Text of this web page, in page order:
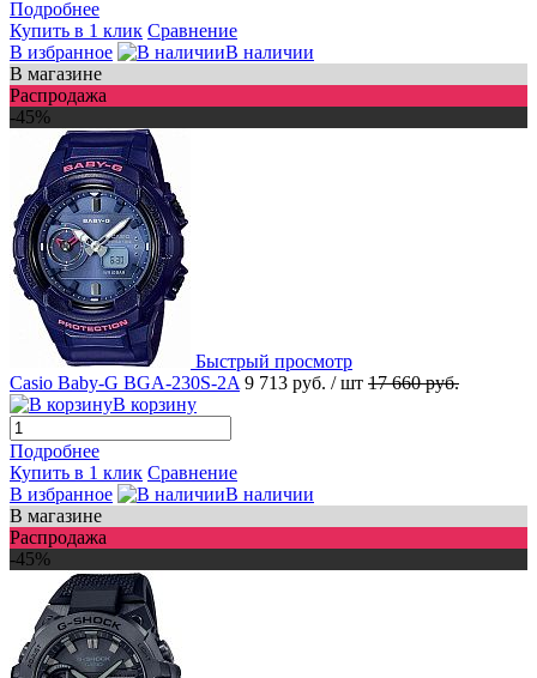
Подробнее
Купить в 1 клик Сравнение
В избранное
В наличии
В магазине
Распродажа
-45%
Быстрый просмотр
Casio Baby-G BGA-230S-2A 9 713 руб. / шт 17 660 руб.
В корзину
Подробнее
Купить в 1 клик Сравнение
В избранное
В наличии
В магазине
Распродажа
-45%